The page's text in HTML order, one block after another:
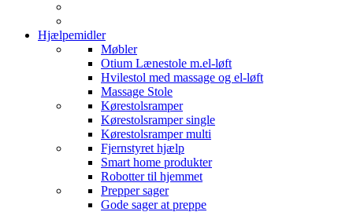
Hjælpemidler
Møbler
Otium Lænestole m.el-løft
Hvilestol med massage og el-løft
Massage Stole
Kørestolsramper
Kørestolsramper single
Kørestolsramper multi
Fjernstyret hjælp
Smart home produkter
Robotter til hjemmet
Prepper sager
Gode sager at preppe